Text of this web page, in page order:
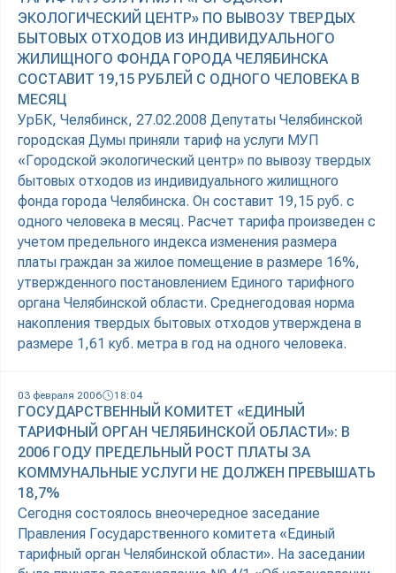
ЭКОЛОГИЧЕСКИЙ ЦЕНТР» ПО ВЫВОЗУ ТВЕРДЫХ
БЫТОВЫХ ОТХОДОВ ИЗ ИНДИВИДУАЛЬНОГО
ЖИЛИЩНОГО ФОНДА ГОРОДА ЧЕЛЯБИНСКА
СОСТАВИТ 19,15 РУБЛЕЙ С ОДНОГО ЧЕЛОВЕКА В
МЕСЯЦ
УрБК, Челябинск, 27.02.2008 Депутаты Челябинской
городская Думы приняли тариф на услуги МУП
«Городской экологический центр» по вывозу твердых
бытовых отходов из индивидуального жилищного
фонда города Челябинска. Он составит 19,15 руб. с
одного человека в месяц. Расчет тарифа произведен с
учетом предельного индекса изменения размера
платы граждан за жилое помещение в размере 16%,
утвержденного постановлением Единого тарифного
органа Челябинской области. Среднегодовая норма
накопления твердых бытовых отходов утверждена в
размере 1,61 куб. метра в год на одного человека.
03 февраля 2006 18:04
ГОСУДАРСТВЕННЫЙ КОМИТЕТ «ЕДИНЫЙ
ТАРИФНЫЙ ОРГАН ЧЕЛЯБИНСКОЙ ОБЛАСТИ»: В
2006 ГОДУ ПРЕДЕЛЬНЫЙ РОСТ ПЛАТЫ ЗА
КОММУНАЛЬНЫЕ УСЛУГИ НЕ ДОЛЖЕН ПРЕВЫШАТЬ
18,7%
Сегодня состоялось внеочередное заседание
Правления Государственного комитета «Единый
тарифный орган Челябинской области». На заседании